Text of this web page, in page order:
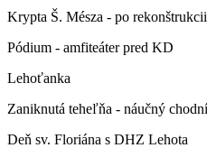
Krypta Š. Mésza - po
Pódium - amfiteáter pred KD
Lehoťanka
Zaniknutá teheľňa - náučný
Deň sv. Floriána s DHZ Lehota